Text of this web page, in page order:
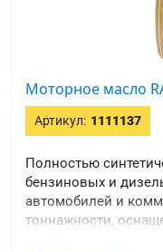
Моторное масло
Артикул: 1111137
Полностью
бензиновых и
автомобилей и
тоннажности,